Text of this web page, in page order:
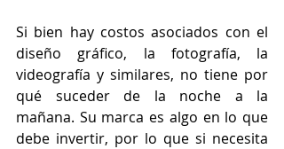
Si bien hay costos asociados con el
diseño gráfico, la fotografía, la
videografía y similares, no tiene por
qué suceder de la noche a la
mañana. Su marca es algo en lo que
debe invertir, por lo que si necesita